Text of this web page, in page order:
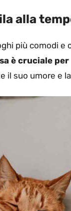
alla
più comodi e
è cruciale per
il suo umore e